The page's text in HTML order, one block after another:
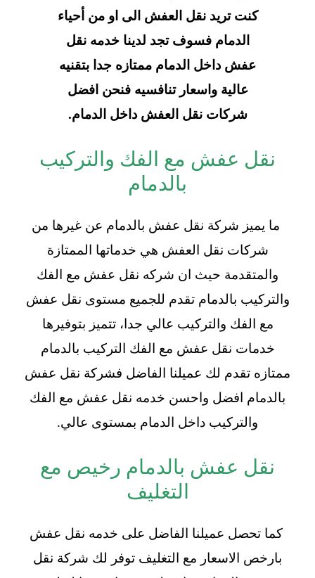
كنت تريد نقل العفش الى او من أحياء
الدمام فسوف تجد لدينا خدمه نقل
عفش داخل الدمام ممتازه جدا بتقنيه
عالية واسعار تنافسيه فنحن افضل
شركات نقل العفش داخل الدمام.
نقل عفش مع الفك والتركيب
بالدمام
ما يميز شركة نقل عفش بالدمام عن غيرها من
شركات نقل العفش هي خدماتها الممتازة
والمتقدمة حيث ان شركه نقل عفش مع الفك
والتركيب بالدمام تقدم للجميع مستوى نقل عفش
مع الفك والتركيب عالي جدا، تتميز بتوفيرها
خدمات نقل عفش مع الفك التركيب بالدمام
ممتازه تقدم لك عميلنا الفاضل فشركة نقل عفش
بالدمام افضل واحسن خدمه نقل عفش مع الفك
والتركيب داخل الدمام بمستوى عالي.
نقل عفش بالدمام رخيص مع
التغليف
كما تحصل عميلنا الفاضل على خدمه نقل عفش
بارخص الاسعار مع التغليف توفر لك شركة نقل